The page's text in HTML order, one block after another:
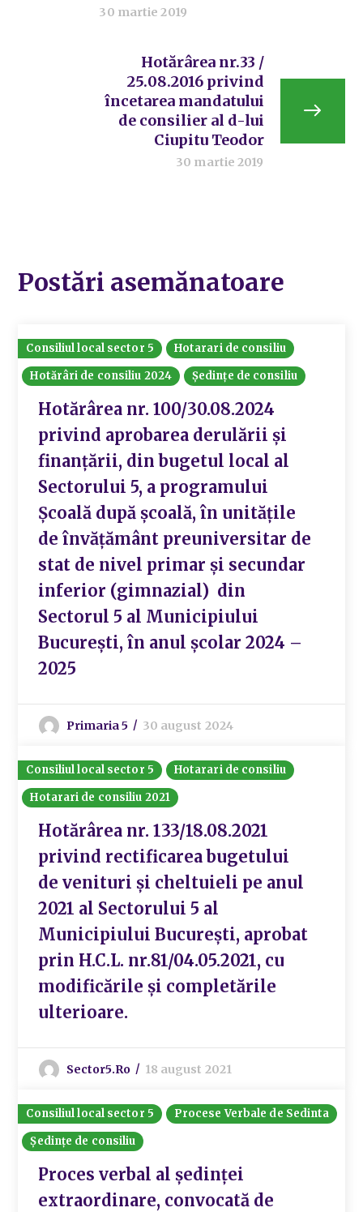
30 martie 2019
Hotărârea nr.33 /
25.08.2016 privind
încetarea mandatului
de consilier al d-lui
Ciupitu Teodor
30 martie 2019
Postări asemănatoare
Consiliul local sector 5
Hotarari de consiliu
Hotărâri de consiliu 2024
Ședințe de consiliu
Hotărârea nr. 100/30.08.2024
privind aprobarea derulării și
finanțării, din bugetul local al
Sectorului 5, a programului
Școală după școală, în unitățile
de învățământ preuniversitar de
stat de nivel primar și secundar
inferior (gimnazial) din
Sectorul 5 al Municipiului
București, în anul școlar 2024 –
2025
Primaria 5 30 august 2024
Consiliul local sector 5
Hotarari de consiliu
Hotarari de consiliu 2021
Hotărârea nr. 133/18.08.2021
privind rectificarea bugetului
de venituri și cheltuieli pe anul
2021 al Sectorului 5 al
Municipiului București, aprobat
prin H.C.L. nr.81/04.05.2021, cu
modificările și completările
ulterioare.
Sector5.ro 18 august 2021
Consiliul local sector 5
Procese Verbale de Sedinta
Ședințe de consiliu
Proces verbal al ședinței
extraordinare, convocată de